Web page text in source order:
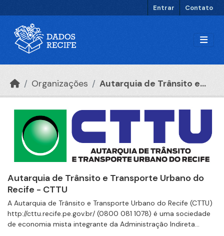
Entrar Contato
Organizações Autarquia de Trânsito e...
Autarquia de Trânsito e Transporte Urbano do
Recife - CTTU
A Autarquia de Trânsito e Transporte Urbano do Recife (CTTU)
http://cttu.recife.pe.gov.br/ (0800 081 1078) é uma sociedade
de economia mista integrante da Administração Indireta...